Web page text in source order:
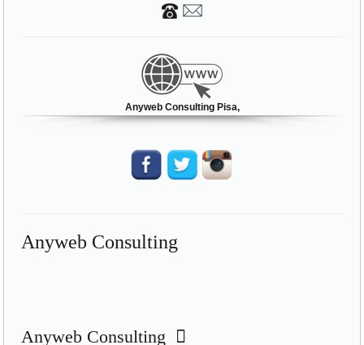
Anyweb Consulting Pisa,
Anyweb Consulting
Anyweb Consulting